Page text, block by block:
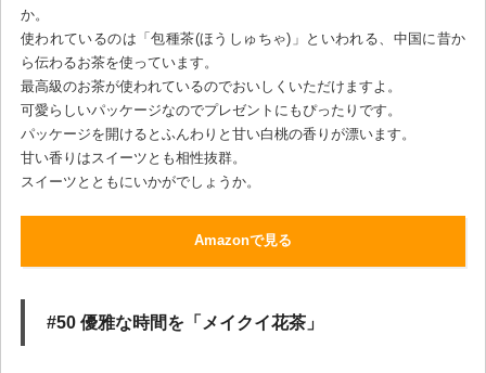
か。
使われているのは「包種茶(ほうしゅちゃ)」といわれる、中国に昔か
ら伝わるお茶を使っています。
最高級のお茶が使われているのでおいしくいただけますよ。
可愛らしいパッケージなのでプレゼントにもぴったりです。
パッケージを開けるとふんわりと甘い白桃の香りが漂います。
甘い香りはスイーツとも相性抜群。
スイーツとともにいかがでしょうか。
Amazonで見る
#50 優雅な時間を「メイクイ花茶」